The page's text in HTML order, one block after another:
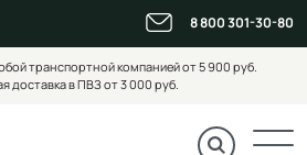
8 800 301-30-80
транспортной компанией от 5 900 руб.
доставка в ПВЗ от 3 000 руб.